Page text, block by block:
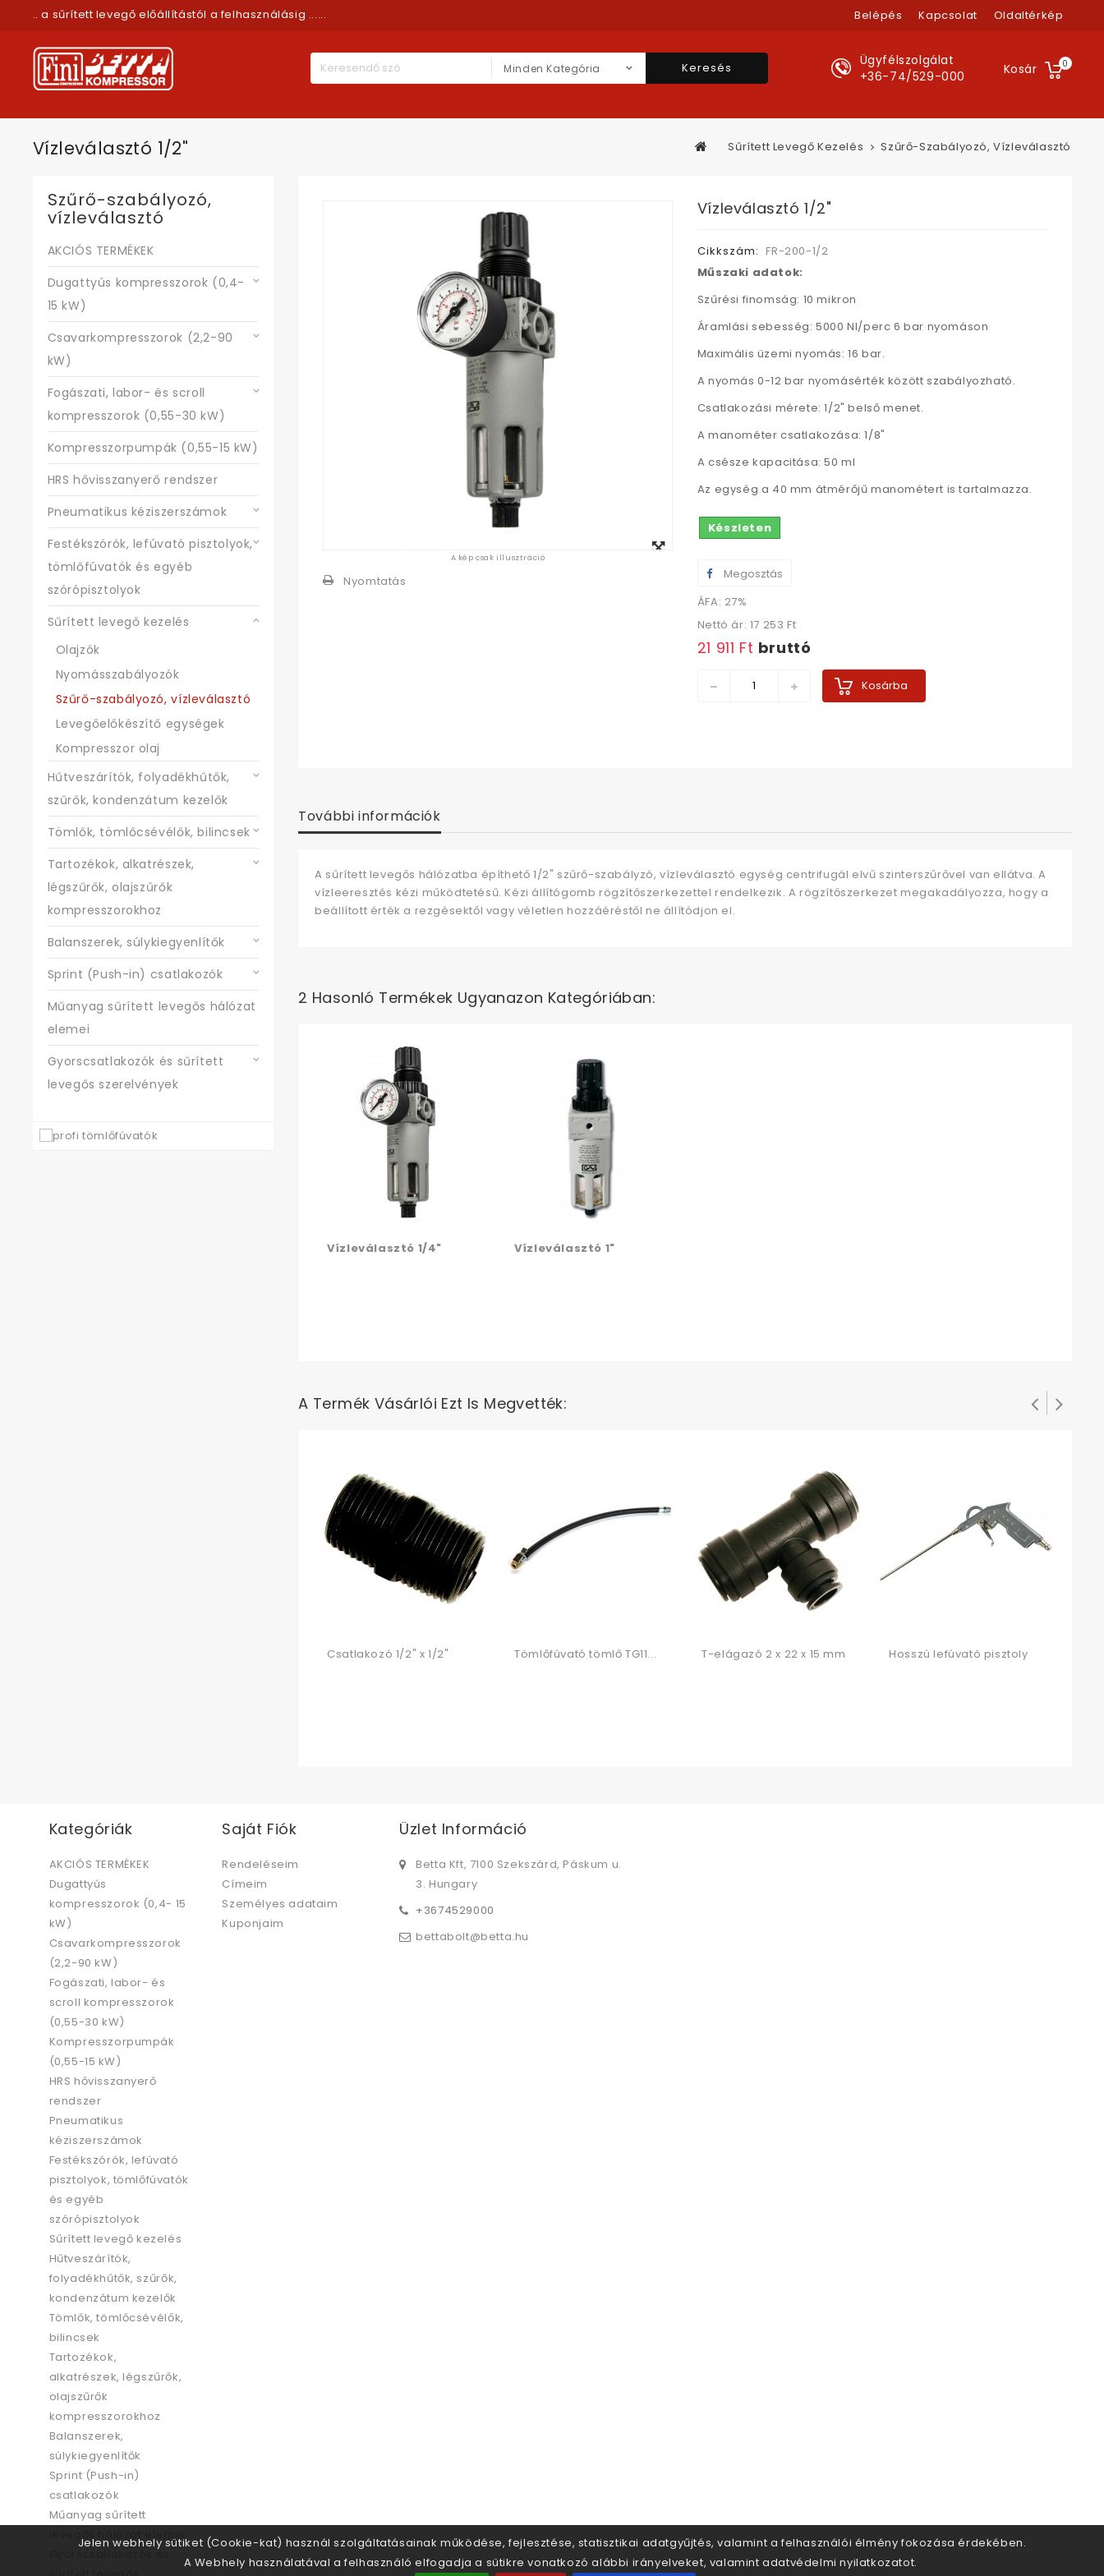
.. a sűrített levegő előállítástól a felhasználásig ...... Belépés Kapcsolat Oldaltérkép
Kosár 0
Ügyfélszolgálat
+36-74/529-000
Minden Kategória Keresés
Vízleválasztó 1/2" Sűrített Levegő Kezelés Szűrő-Szabályozó, Vízleválasztó
Szűrő-szabályozó,
vízleválasztó
AKCIÓS TERMÉKEK
Dugattyús kompresszorok (0,4-
15 kW)
Csavarkompresszorok (2,2-90
kW)
Fogászati, labor- és scroll
kompresszorok (0,55-30 kW)
Kompresszorpumpák (0,55-15 kW)
HRS hővisszanyerő rendszer
Pneumatikus kéziszerszámok
Festékszórók, lefúvató pisztolyok,
tömlőfúvatók és egyéb
szórópisztolyok
Sűrített levegő kezelés
Olajzók
Nyomásszabályozók
Szűrő-szabályozó, vízleválasztó
Levegőelőkészítő egységek
Kompresszor olaj
Hűtveszárítók, folyadékhűtők,
szűrők, kondenzátum kezelők
Tömlők, tömlőcsévélők, bilincsek
Tartozékok, alkatrészek,
légszűrők, olajszűrők
kompresszorokhoz
Balanszerek, súlykiegyenlítők
Sprint (Push-in) csatlakozók
Műanyag sűrített levegős hálózat
elemei
Gyorscsatlakozók és sűrített
levegős szerelvények
A kép csak illusztráció
Nyomtatás
Vízleválasztó 1/2"
Cikkszám: FR-200-1/2
Műszaki adatok:
Szűrési finomság: 10 mikron
Áramlási sebesség: 5000 Nl/perc 6 bar nyomáson
Maximális üzemi nyomás: 16 bar.
A nyomás 0-12 bar nyomásérték között szabályozható.
Csatlakozási mérete: 1/2" belső menet.
A manométer csatlakozása: 1/8"
A csésze kapacitása: 50 ml
Az egység a 40 mm átmérőjű manométert is tartalmazza.
Készleten
Megosztás
ÁFA: 27%
Nettó ár: 17 253 Ft‎
21 911 Ft‎ bruttó
Kosárba
További információk
A sűrített levegős hálózatba építhető 1/2" szűrő-szabályzó, vízleválasztó egység centrifugál elvű szinterszűrővel van ellátva. A
vízleeresztés kézi működtetésű. Kézi állítógomb rögzítőszerkezettel rendelkezik. A rögzítőszerkezet megakadályozza, hogy a
beállított érték a rezgésektől vagy véletlen hozzáéréstől ne állítódjon el.
2 Hasonló Termékek Ugyanazon Kategóriában:
Vízleválasztó 1/4" Vízleválasztó 1"
A Termék Vásárlói Ezt Is Megvették:
Csatlakozó 1/2" x 1/2" Tömlőfúvató tömlő TG11... T-elágazó 2 x 22 x 15 mm Hosszú lefúvató pisztoly
Kategóriák
AKCIÓS TERMÉKEK
Dugattyús
kompresszorok (0,4- 15
kW)
Csavarkompresszorok
(2,2-90 kW)
Fogászati, labor- és
scroll kompresszorok
(0,55-30 kW)
Kompresszorpumpák
(0,55-15 kW)
HRS hővisszanyerő
rendszer
Pneumatikus
kéziszerszámok
Festékszórók, lefúvató
pisztolyok, tömlőfúvatók
és egyéb
szórópisztolyok
Sűrített levegő kezelés
Hűtveszárítók,
folyadékhűtők, szűrők,
kondenzátum kezelők
Tömlők, tömlőcsévélők,
bilincsek
Tartozékok,
alkatrészek, légszűrők,
olajszűrők
kompresszorokhoz
Balanszerek,
súlykiegyenlítők
Sprint (Push-in)
csatlakozók
Műanyag sűrített
Gyorscsatlakozók és
Saját Fiók
Rendeléseim
Címeim
Személyes adataim
Kuponjaim
Üzlet Információ
Betta Kft, 7100 Szekszárd, Páskum u.
3. Hungary
+3674529000
bettabolt@betta.hu
Jelen webhely sütiket (Cookie-kat) használ szolgáltatásainak működése, fejlesztése, statisztikai adatgyűjtés, valamint a felhasználói élmény fokozása érdekében.
A Webhely használatával a felhasználó elfogadja a sütikre vonatkozó alábbi irányelveket, valamint adatvédelmi nyilatkozatot.